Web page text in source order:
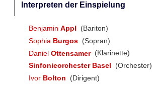
Interpreten der Einspielung
Benjamin Appl
(Bariton)
Sophia Burgos (Sopran)
Daniel Ottensamer (Klarinette)
Sinfonieorchester Basel
(Orchester)
Ivor Bolton (Dirigent)